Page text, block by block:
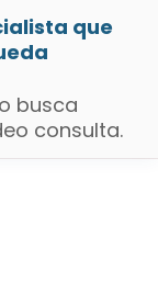
que
busca
consulta.